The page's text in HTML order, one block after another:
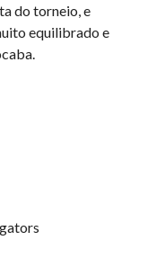
do torneio, e
equilibrado e